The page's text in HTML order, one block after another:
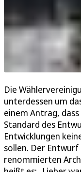
Die
unterdessen um
einem Antrag,
Standard des
Entwicklungen
sollen. Der
renommierten